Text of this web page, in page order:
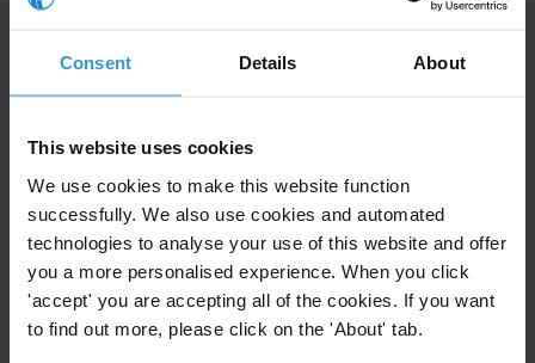
Consent Details About
This website uses cookies
We use cookies to make this website function
successfully. We also use cookies and automated
technologies to analyse your use of this website and offer
you a more personalised experience. When you click
'accept' you are accepting all of the cookies. If you want
to find out more, please click on the 'About' tab.
préliminaires de différents projets. Nous souhaiterions
Standards en matière de participation citoyenne
Évaluation des processus de consultation
Bibligographie